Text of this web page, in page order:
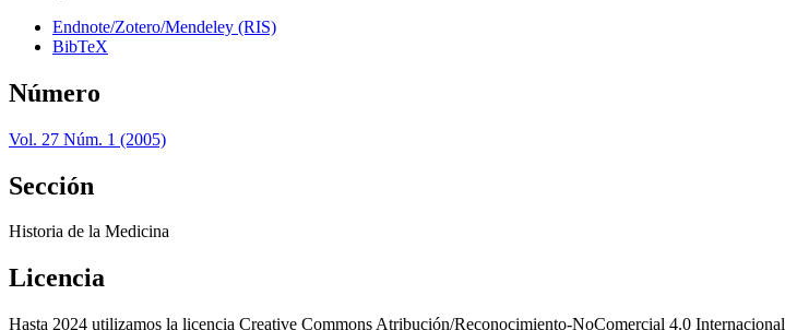
Endnote/Zotero/Mendeley (RIS)
BibTeX
Número
Vol. 27 Núm. 1 (2005)
Sección
Historia de la Medicina
Licencia
Hasta 2024 utilizamos la licencia Creative Commons Atribución/Reconocimiento-NoComercial 4.0 Internacional